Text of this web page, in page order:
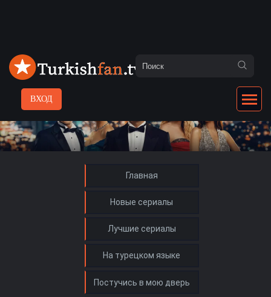
ВХОД
Главная
Новые сериалы
Лучшие сериалы
На турецком языке